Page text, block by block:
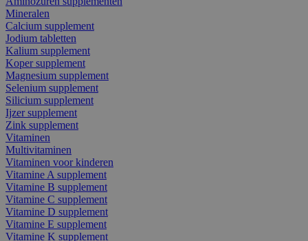
Mineralen
Calcium supplement
Jodium tabletten
Kalium supplement
Koper supplement
Magnesium supplement
Selenium supplement
Silicium supplement
Ijzer supplement
Zink supplement
Vitaminen
Multivitaminen
Vitaminen voor kinderen
Vitamine A supplement
Vitamine B supplement
Vitamine C supplement
Vitamine D supplement
Vitamine E supplement
Vitamine K supplement